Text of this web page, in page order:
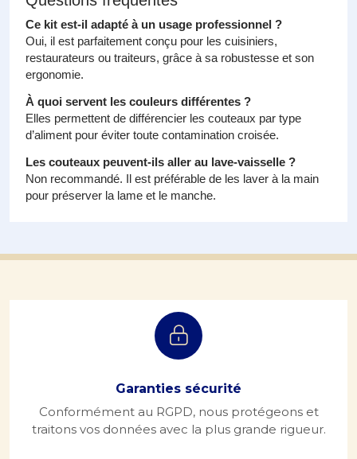
Ce kit est-il adapté à un usage professionnel ?
Oui, il est parfaitement conçu pour les cuisiniers,
restaurateurs ou traiteurs, grâce à sa robustesse et son
ergonomie.
À quoi servent les couleurs différentes ?
Elles permettent de différencier les couteaux par type
d’aliment pour éviter toute contamination croisée.
Les couteaux peuvent-ils aller au lave-vaisselle ?
Non recommandé. Il est préférable de les laver à la main
pour préserver la lame et le manche.
Garanties sécurité
Conformément au RGPD, nous protégeons et
traitons vos données avec la plus grande rigueur.